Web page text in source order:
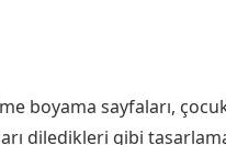
boyama sayfaları,
diledikleri gibi